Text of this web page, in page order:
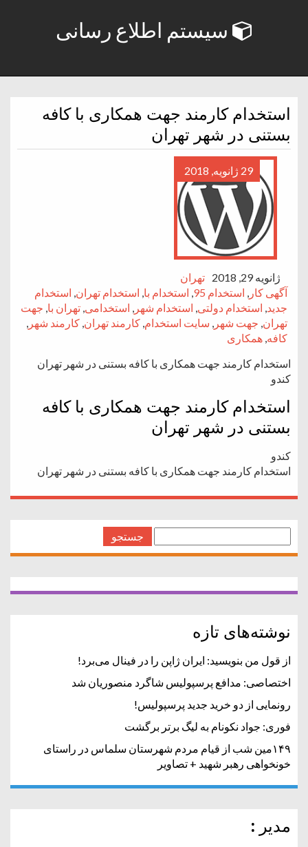
سیستم اطلاع رسانی
استخدام کارمند جهت همکاری با کافه
بستنی در شهر تهران
29 ژانویه, 2018
ژانویه 29, 2018
تهران
آگهی کار , استخدام 95 , استخدام با, استخدام تهران, استخدام
جدید, استخدام دولتی, استخدام شهر , استخدامی, تهران با, جهت
تهران, جهت شهر , سایت استخدام, کارمند تهران, کارمند شهر ,
کافه, همکاری
استخدام کارمند جهت همکاری با کافه بستنی در شهر تهران
کندو
استخدام کارمند جهت همکاری با کافه
بستنی در شهر تهران
کندو
استخدام کارمند جهت همکاری با کافه بستنی در شهر تهران
برای:
نوشته‌های تازه
از قول من بنویسید: ایران ژاپن را در فینال می‌برد!
اختصاصی: مدافع پرسپولیس شاگرد منصوریان شد
رونمایی از دو خرید جدید پرسپولیس!
فوری: جواد نکونام به لیگ برتر برگشت
۱۴۹مین شب از قیام مردم شهرستان سلماس در راستای
خونخواهی رهبر شهید + تصاویر
مدیر :